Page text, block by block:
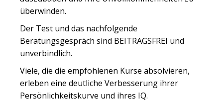
überwinden.
Der Test und das nachfolgende
Beratungsgespräch sind BEITRAGSFREI und
unverbindlich.
Viele, die die empfohlenen Kurse absolvieren,
erleben eine deutliche Verbesserung ihrer
Persönlichkeitskurve und ihres IQ.